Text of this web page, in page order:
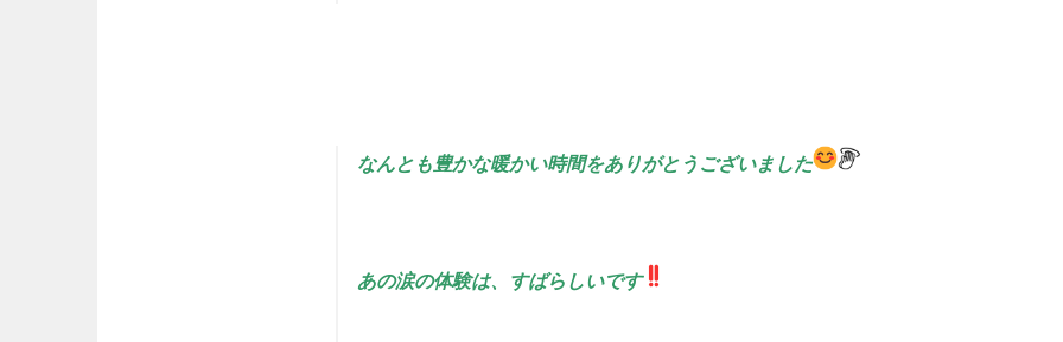
なんとも豊かな暖かい時間をありがとうございました
あの涙の体験は、すばらしいです